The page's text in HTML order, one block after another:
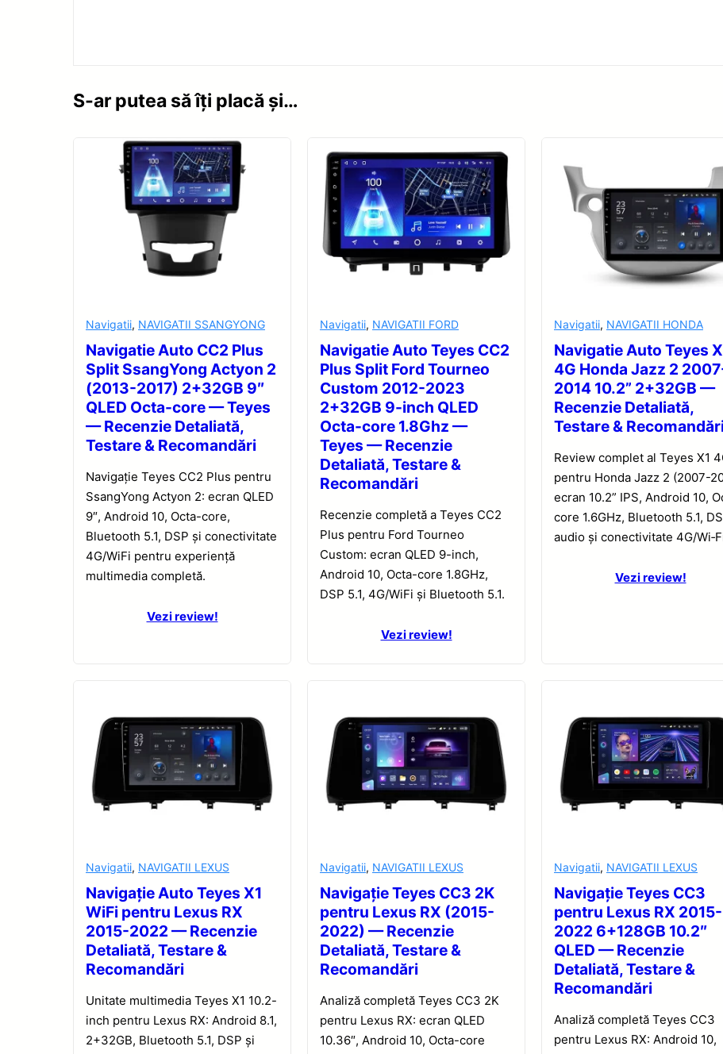
S-ar putea să îți placă și…
Navigatii, NAVIGATII SSANGYONG
Navigatie Auto CC2 Plus
Split SsangYong Actyon 2
(2013-2017) 2+32GB 9″
QLED Octa-core — Teyes
— Recenzie Detaliată,
Testare & Recomandări
Navigație Teyes CC2 Plus pentru
SsangYong Actyon 2: ecran QLED
9″, Android 10, Octa-core,
Bluetooth 5.1, DSP și conectivitate
4G/WiFi pentru experiență
multimedia completă.
Vezi review!
Navigatii, NAVIGATII FORD
Navigatie Auto Teyes CC2
Plus Split Ford Tourneo
Custom 2012-2023
2+32GB 9-inch QLED
Octa-core 1.8Ghz —
Teyes — Recenzie
Detaliată, Testare &
Recomandări
Recenzie completă a Teyes CC2
Plus pentru Ford Tourneo
Custom: ecran QLED 9-inch,
Android 10, Octa-core 1.8GHz,
DSP 5.1, 4G/WiFi și Bluetooth 5.1.
Vezi review!
Navigatii, NAVIGATII HONDA
Navigatie Auto Teyes
4G Honda Jazz 2
2014 10.2” 2+32GB —
Recenzie Detaliată,
Testare & Recomandări
Review complet al Teyes X1
pentru Honda Jazz 2 (2007-
ecran 10.2” IPS, Android 10,
core 1.6GHz, Bluetooth 5.1,
audio și conectivitate 4G/
Vezi review!
Navigatii, NAVIGATII LEXUS
Navigație Auto Teyes X1
WiFi pentru Lexus RX
2015-2022 — Recenzie
Detaliată, Testare &
Recomandări
Unitate multimedia Teyes X1 10.2-
inch pentru Lexus RX: Android 8.1,
2+32GB, Bluetooth 5.1, DSP și
Navigatii, NAVIGATII LEXUS
Navigație Teyes CC3 2K
pentru Lexus RX (2015-
2022) — Recenzie
Detaliată, Testare &
Recomandări
Analiză completă Teyes CC3 2K
pentru Lexus RX: ecran QLED
10.36″, Android 10, Octa-core
Navigatii, NAVIGATII LEXUS
Navigație Teyes CC3
pentru Lexus RX 2015-
2022 6+128GB 10.2″
QLED — Recenzie
Detaliată, Testare &
Recomandări
Analiză completă Teyes CC3
pentru Lexus RX: Android 10,